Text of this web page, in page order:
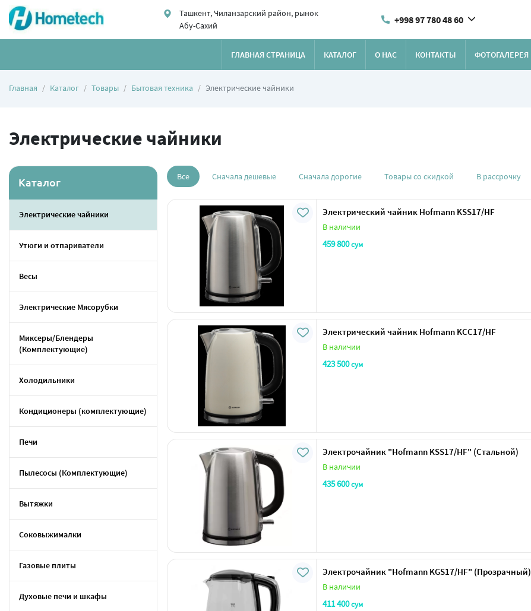
Ташкент, Чиланзарский район, рынок
Абу-Сахий
+998 97 780 48 60
ГЛАВНАЯ СТРАНИЦА КАТАЛОГ О НАС КОНТАКТЫ ФОТОГАЛЕРЕЯ
Главная Каталог Товары Бытовая техника Электрические чайники
Электрические чайники
Каталог
Электрические чайники
Утюги и отпариватели
Весы
Электрические Мясорубки
Миксеры/Блендеры
(Комплектующие)
Холодильники
Кондиционеры (комплектующие)
Печи
Пылесосы (Комплектующие)
Вытяжки
Соковыжималки
Газовые плиты
Духовые печи и шкафы
Все Сначала дешевые Сначала дорогие Товары со скидкой В рассрочку
Электрический чайник Hofmann KSS17/HF
В наличии
459 800сум
Электрический чайник Hofmann KCC17/HF
В наличии
423 500сум
Электрочайник "Нofmann KSS17/HF" (Стальной)
В наличии
435 600сум
Электрочайник "Нofmann KGS17/HF" (Прозрачный)
В наличии
411 400сум